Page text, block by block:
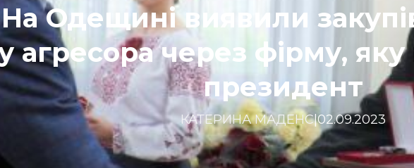
На Одещині виявили
агресора через фірму,
президент
КАТЕРИНА МАДЕНС|02.09.2023